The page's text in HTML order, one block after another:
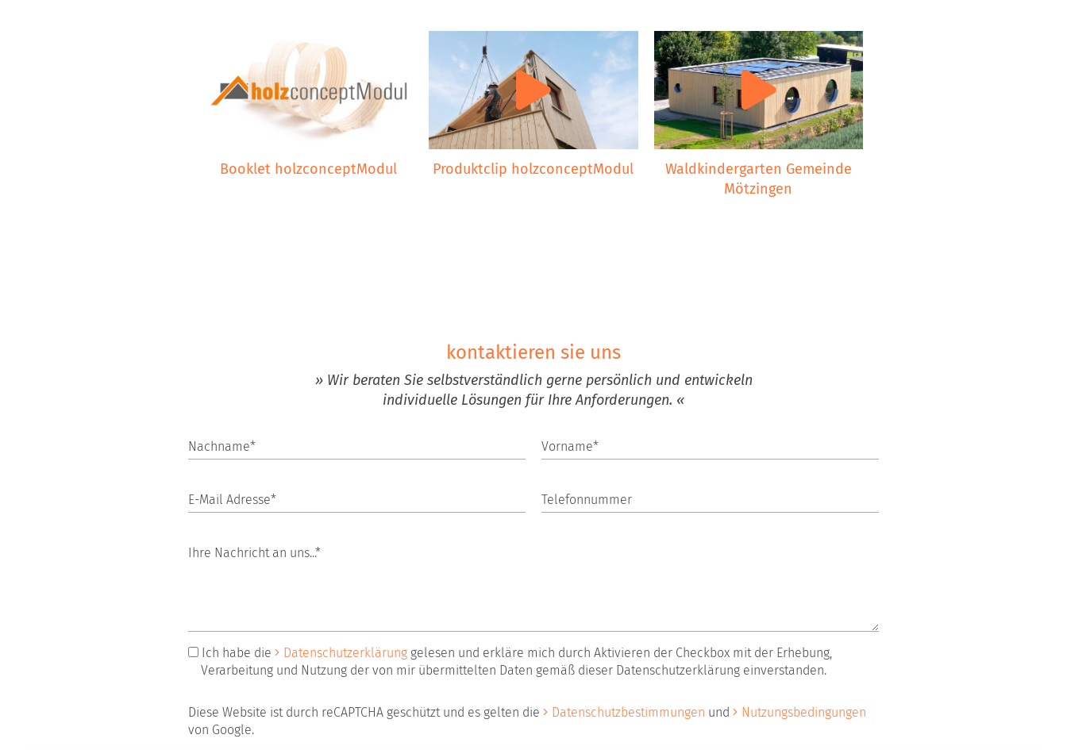
Booklet holzconceptModul Produktclip holzconceptModul
Waldkindergarten Gemeinde
Mötzingen
kontaktieren sie uns
» Wir beraten Sie selbstverständlich gerne persönlich und entwickeln
individuelle Lösungen für Ihre Anforderungen. «
Nachname* Vorname*
E-Mail Adresse* Telefonnummer
Ihre Nachricht an uns...*
Ich habe die Datenschutzerklärung gelesen und erkläre mich durch Aktivieren der Checkbox mit der Erhebung,
Verarbeitung und Nutzung der von mir übermittelten Daten gemäß dieser Datenschutzerklärung einverstanden.
Diese Website ist durch reCAPTCHA geschützt und es gelten die Datenschutzbestimmungen und
Nutzungsbedingungen
von Google.